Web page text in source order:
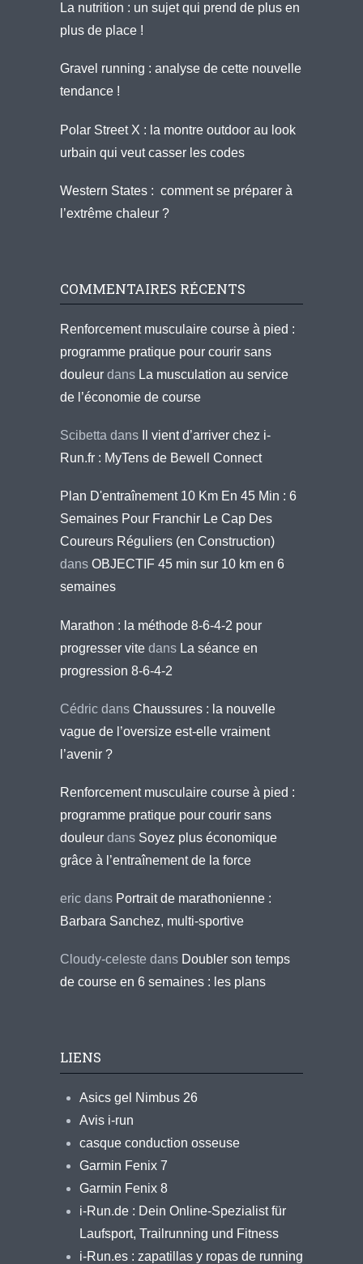
La nutrition : un sujet qui prend de plus en
plus de place !
Gravel running : analyse de cette nouvelle
tendance !
Polar Street X : la montre outdoor au look
urbain qui veut casser les codes
Western States : comment se préparer à
l’extrême chaleur ?
COMMENTAIRES RÉCENTS
Renforcement musculaire course à pied :
programme pratique pour courir sans
douleur dans La musculation au service
de l’économie de course
Scibetta dans
Il vient d’arriver chez i-
Run.fr : MyTens de Bewell Connect
Plan D'entraînement 10 Km En 45 Min : 6
Semaines Pour Franchir Le Cap Des
Coureurs Réguliers (en Construction)
dans OBJECTIF 45 min sur 10 km en 6
semaines
Marathon : la méthode 8-6-4-2 pour
progresser vite dans La séance en
progression 8-6-4-2
Cédric dans Chaussures : la nouvelle
vague de l’oversize est-elle vraiment
l’avenir ?
Renforcement musculaire course à pied :
programme pratique pour courir sans
douleur dans Soyez plus économique
grâce à l’entraînement de la force
eric dans Portrait de marathonienne :
Barbara Sanchez, multi-sportive
Cloudy-celeste dans Doubler son temps
de course en 6 semaines : les plans
LIENS
Asics gel Nimbus 26
Avis i-run
casque conduction osseuse
Garmin Fenix 7
Garmin Fenix 8
i-Run.de : Dein Online-Spezialist für
Laufsport, Trailrunning und Fitness
i-Run.es : zapatillas y ropas de running